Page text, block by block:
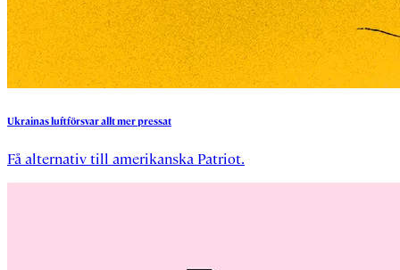
Ukrainasluftförsvaralltmerpressat
Få alternativ till amerikanska Patriot.